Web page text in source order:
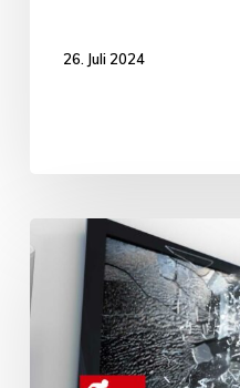
26. Juli 2024